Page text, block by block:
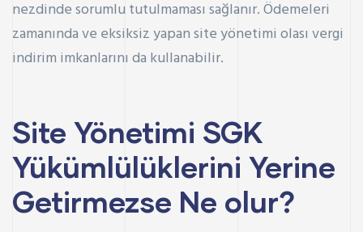
nezdinde sorumlu tutulmaması sağlanır. Ödemeleri
zamanında ve eksiksiz yapan site yönetimi olası vergi
indirim imkanlarını da kullanabilir.
Site Yönetimi SGK
Yükümlülüklerini Yerine
Getirmezse Ne olur?